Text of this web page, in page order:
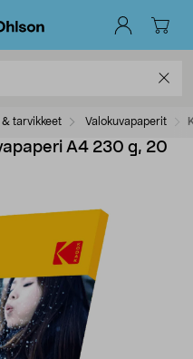
tarvikkeet Valokuvapaperit
A4 230 g, 20